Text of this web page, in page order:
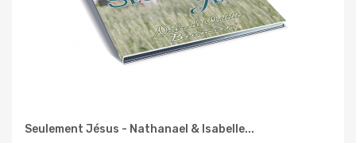
Seulement Jésus - Nathanael & Isabelle...